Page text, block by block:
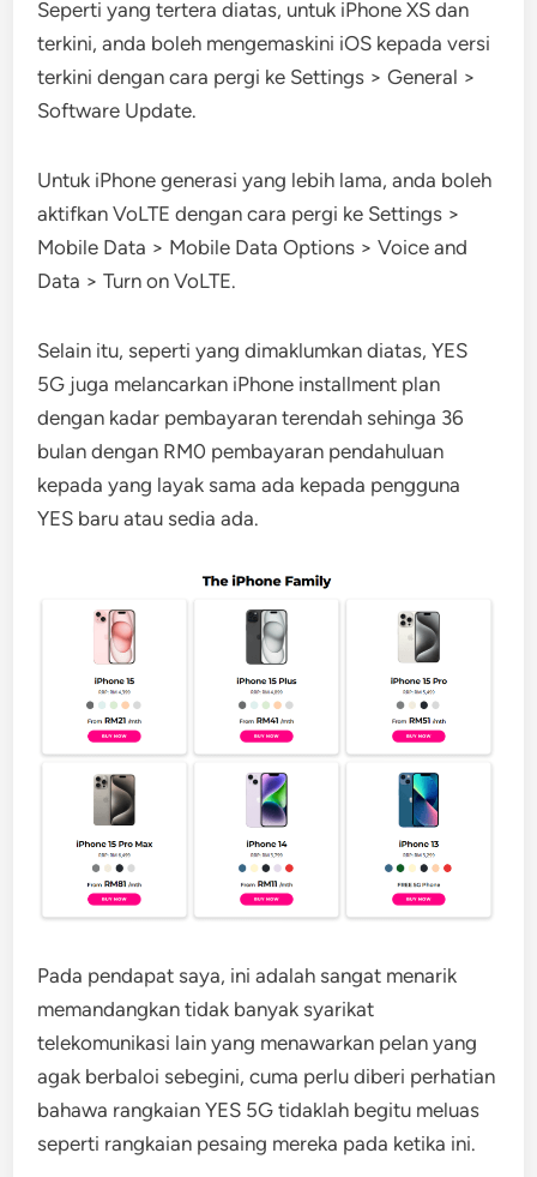
Seperti yang tertera diatas, untuk iPhone XS dan
terkini, anda boleh mengemaskini iOS kepada versi
terkini dengan cara pergi ke Settings > General >
Software Update.
Untuk iPhone generasi yang lebih lama, anda boleh
aktifkan VoLTE dengan cara pergi ke Settings >
Mobile Data > Mobile Data Options > Voice and
Data > Turn on VoLTE.
Selain itu, seperti yang dimaklumkan diatas, YES
5G juga melancarkan iPhone installment plan
dengan kadar pembayaran terendah sehinga 36
bulan dengan RM0 pembayaran pendahuluan
kepada yang layak sama ada kepada pengguna
YES baru atau sedia ada.
Pada pendapat saya, ini adalah sangat menarik
memandangkan tidak banyak syarikat
telekomunikasi lain yang menawarkan pelan yang
agak berbaloi sebegini, cuma perlu diberi perhatian
bahawa rangkaian YES 5G tidaklah begitu meluas
seperti rangkaian pesaing mereka pada ketika ini.